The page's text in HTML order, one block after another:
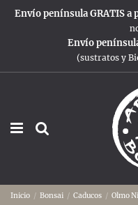
Envío península GRATIS a
Envío
(sustratos y
Inicio Bonsai Caducos Olmo